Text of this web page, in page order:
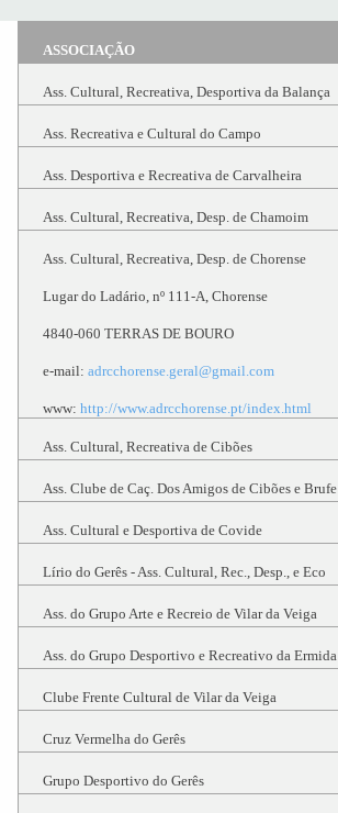
ASSOCIAÇÃO
Ass. Cultural, Recreativa, Desportiva da Balança
Ass. Recreativa e Cultural do Campo
Ass. Desportiva e Recreativa de Carvalheira
Ass. Cultural, Recreativa, Desp. de Chamoim
Ass. Cultural, Recreativa, Desp. de Chorense
Lugar do Ladário, nº 111-A, Chorense
4840-060 TERRAS DE BOURO
e-mail:adrcchorense.geral@gmail.com
www:http://www.adrcchorense.pt/index.html
Ass. Cultural, Recreativa de Cibões
Ass. Clube de Caç. Dos Amigos de Cibões e Brufe
Ass. Cultural e Desportiva de Covide
Lírio do Gerês - Ass. Cultural, Rec., Desp., e Eco
Ass. do Grupo Arte e Recreio de Vilar da Veiga
Ass. do Grupo Desportivo e Recreativo da Ermida
Clube Frente Cultural de Vilar da Veiga
Cruz Vermelha do Gerês
Grupo Desportivo do Gerês